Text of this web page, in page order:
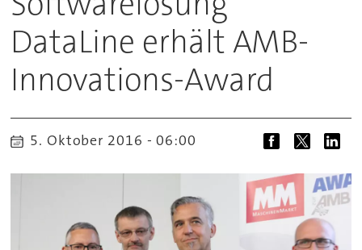
DataLine erhält AMB-
Innovations-Award
5. Oktober 2016 - 06:00